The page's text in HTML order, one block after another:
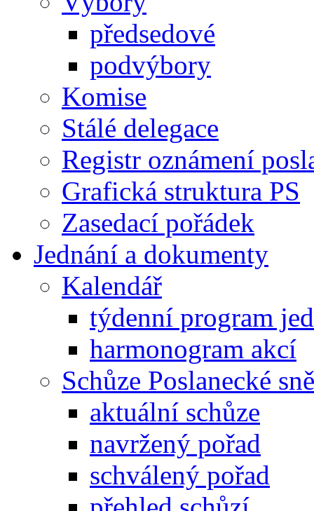
předsedové
podvýbory
Komise
Stálé delegace
Registr oznámení
Grafická struktura PS
Zasedací pořádek
Jednání a dokumenty
Kalendář
týdenní program
harmonogram akcí
Schůze Poslanecké
aktuální schůze
navržený pořad
schválený pořad